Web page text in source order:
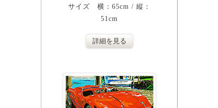
サイズ 横：65cm / 縦：
51cm
詳細を見る